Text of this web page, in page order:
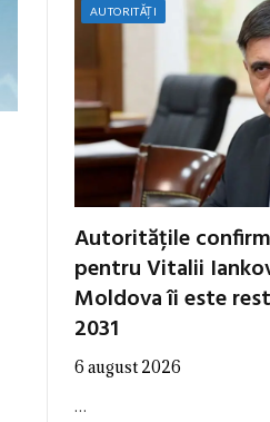
AUTORITĂȚI
Autoritățile
pentru Vitalii
Moldova îi este
2031
6 august 2026
…